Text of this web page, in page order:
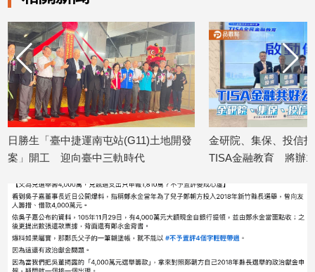
日勝生「臺中捷運南屯站(G11)土地開發
案」開工 迎向臺中三軌時代
金研院、集保、投信
TISA金融教育 將辦